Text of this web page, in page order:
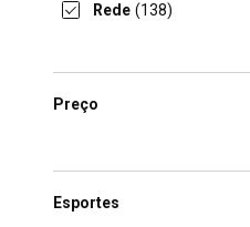
Rede (138)
Preço
Esportes